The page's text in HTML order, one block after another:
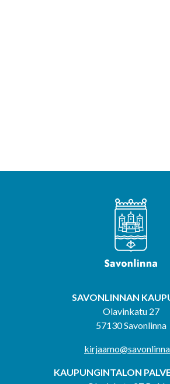
SAVONLINNAN
Olavinkatu 27
57130 Savonlinna
KAUPUNGINTALON